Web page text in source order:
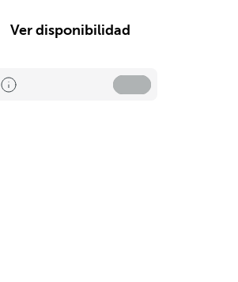
Ver disponibilidad